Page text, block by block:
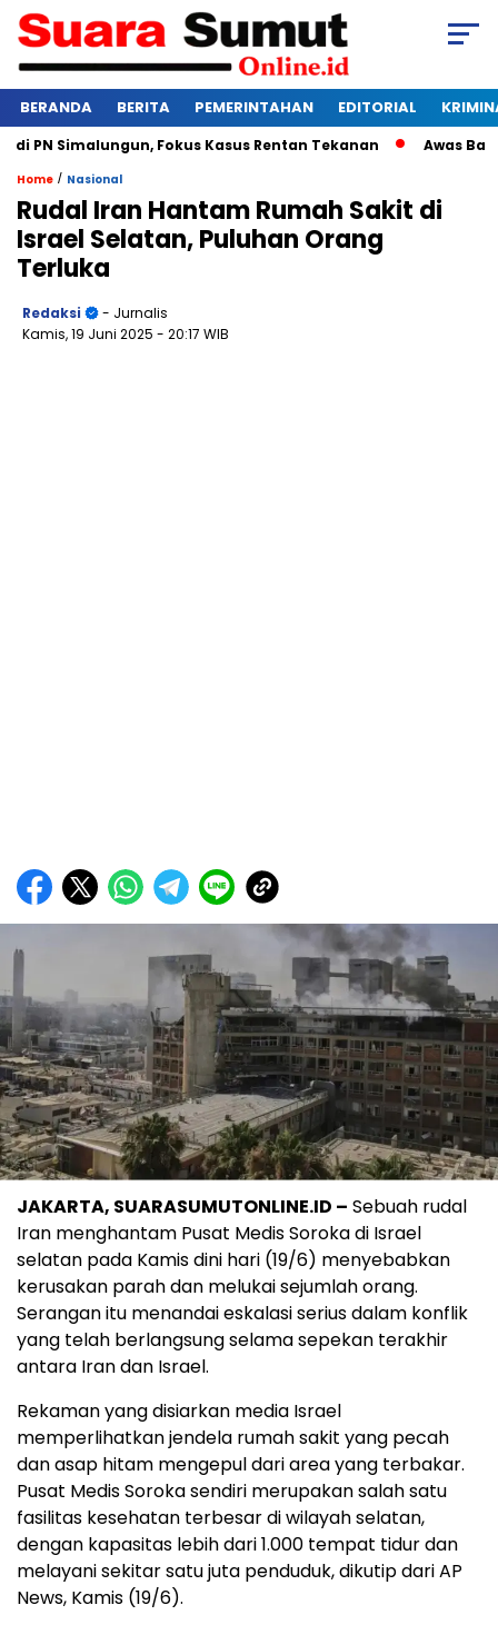
BERANDA BERITA PEMERINTAHAN EDITORIAL
Simalungun, Fokus Kasus Rentan Tekanan Awas
Home / Nasional
Rudal Iran Hantam Rumah Sakit di
Israel Selatan, Puluhan Orang
Terluka
Redaksi
- Jurnalis
Kamis, 19 Juni 2025 - 20:17 WIB
JAKARTA, SUARASUMUTONLINE.ID – Sebuah rudal
Iran menghantam Pusat Medis Soroka di Israel
selatan pada Kamis dini hari (19/6) menyebabkan
kerusakan parah dan melukai sejumlah orang.
Serangan itu menandai eskalasi serius dalam konflik
yang telah berlangsung selama sepekan terakhir
antara Iran dan Israel.
Rekaman yang disiarkan media Israel
memperlihatkan jendela rumah sakit yang pecah
dan asap hitam mengepul dari area yang terbakar.
Pusat Medis Soroka sendiri merupakan salah satu
fasilitas kesehatan terbesar di wilayah selatan,
dengan kapasitas lebih dari 1.000 tempat tidur dan
melayani sekitar satu juta penduduk, dikutip dari AP
News, Kamis (19/6).